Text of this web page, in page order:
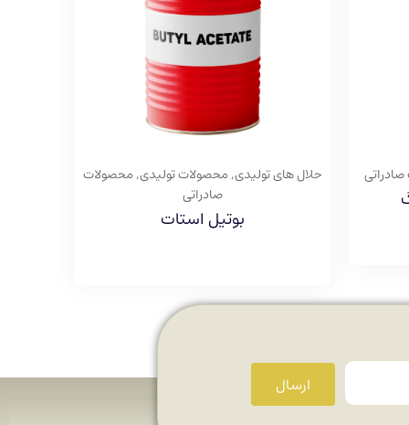
حلال های تولیدی, محصولات تولیدی, محصولات
صادراتی
بوتیل استات
ارسال